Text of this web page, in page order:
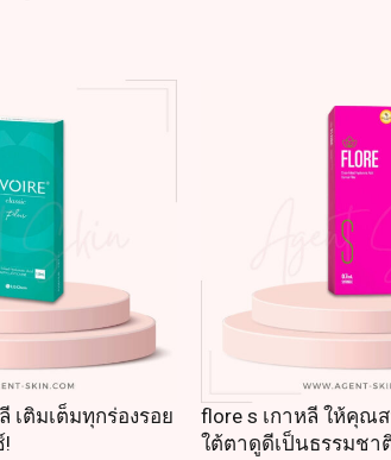
เติมเต็มทุกร่องรอย
flore s เกาหลี ให้คุณ
ใต้ตาดูดีเป็นธรรมชา